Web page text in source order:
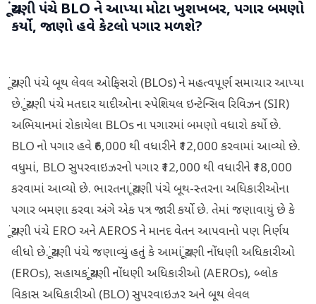
ચૂંટણી પંચે BLO ને આપ્યા મોટા ખુશખબર, પગાર બમણો
કર્યો, જાણો હવે કેટલો પગાર મળશે?
ચૂંટણી પંચે બૂથ લેવલ ઓફિસરો (BLOs) ને મહત્વપૂર્ણ સમાચાર આપ્યા
છે. ચૂંટણી પંચે મતદાર યાદીઓના સ્પેશિયલ ઇન્ટેન્સિવ રિવિઝન (SIR)
અભિયાનમાં રોકાયેલા BLOs ના પગારમાં બમણો વધારો કર્યો છે.
BLO નો પગાર હવે ₹6,000 થી વધારીને ₹12,000 કરવામાં આવ્યો છે.
વધુમાં, BLO સુપરવાઇઝરનો પગાર ₹12,000 થી વધારીને ₹18,000
કરવામાં આવ્યો છે. ભારતના ચૂંટણી પંચે બૂથ-સ્તરના અધિકારીઓના
પગાર બમણા કરવા અંગે એક પત્ર જારી કર્યો છે. તેમાં જણાવાયું છે કે
ચૂંટણી પંચે ERO અને AEROS ને માનદ વેતન આપવાનો પણ નિર્ણય
લીધો છે. ચૂંટણી પંચે જણાવ્યું હતું કે આમાં ચૂંટણી નોંધણી અધિકારીઓ
(EROs), સહાયક ચૂંટણી નોંધણી અધિકારીઓ (AEROs), બ્લોક
વિકાસ અધિકારીઓ (BLO) સુપરવાઇઝર અને બૂથ લેવલ